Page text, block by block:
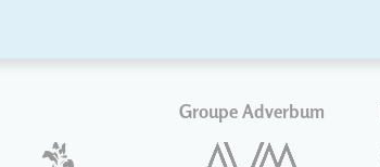
Groupe Adverbum